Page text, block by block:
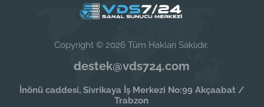
Copyright © 2026 Tüm Hakları Saklıdır.
destek@vds724.com
İnönü caddesi, Sivrikaya İş Merkezi No:99 Akçaabat /
Trabzon